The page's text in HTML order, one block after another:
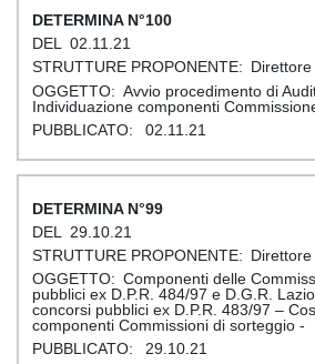
100
02.11.21
Avvio procedimento di
Individuazione componenti
02.11.21
99
29.10.21
Componenti delle
pubblici ex D.P.R. 484/97 e D.G.R.
concorsi pubblici ex D.P.R. 483/97 –
componenti Commissioni di sorteggio -
29.10.21